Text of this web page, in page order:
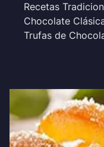
Recetas
Chocolate
Trufas de